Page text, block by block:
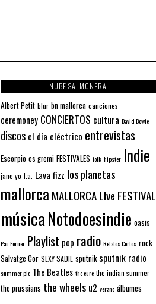
NUBE SALMONERA
Albert Petit blur bn mallorca canciones
ceremoney CONCIERTOS cultura David Bowie
discos el día eléctrico entrevistas
Escorpio es gremi FESTIVALES folk hipster Indie
jane yo l.a. Lava fizz los planetas
mallorca MALLORCA LIve FESTIVAL
músicaNotodoesindie oasis
Pau Forner Playlist pop radio Relatos Cortos rock
Salvatge Cor SEXY SADIE sputnik sputnik radio
summer pie The Beatles the cure the indian summer
the prussians the wheels u2 verano álbumes